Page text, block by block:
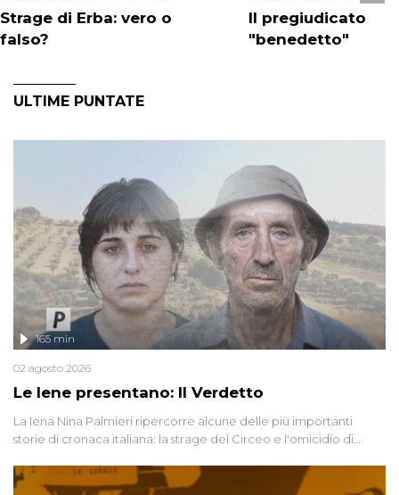
Strage di Erba: vero o
falso?
Il pregiudicato
"benedetto"
ULTIME PUNTATE
Le Iene presentano: Il Verdetto
165 min
02 agosto 2026
La Iena Nina Palmieri ripercorre alcune delle più importanti
storie di cronaca italiana: la strage del Circeo e l'omicidio di